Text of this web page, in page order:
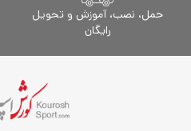
حمل، نصب، آموزش و تحویل
رایگان